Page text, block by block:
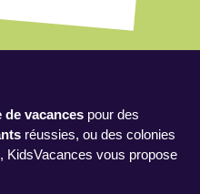
de vacances pour des
réussies, ou des colonies
, KidsVacances vous propose